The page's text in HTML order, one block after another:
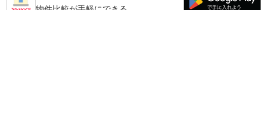
物件比較が手軽にできる